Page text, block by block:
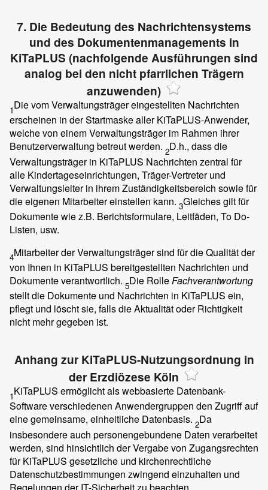
7. Die Bedeutung des Nachrichtensystems
und des Dokumentenmanagements in
KiTaPLUS (nachfolgende Ausführungen sind
analog bei den nicht pfarrlichen Trägern
anzuwenden)
1Die vom Verwaltungsträger eingestellten Nachrichten
erscheinen in der Startmaske aller KiTaPLUS-Anwender,
welche von einem Verwaltungsträger im Rahmen ihrer
Benutzerverwaltung betreut werden. 2D.h., dass die
Verwaltungsträger in KiTaPLUS Nachrichten zentral für
alle Kindertageseinrichtungen, Träger-Vertreter und
Verwaltungsleiter in ihrem Zuständigkeitsbereich sowie für
die eigenen Mitarbeiter einstellen kann. 3Gleiches gilt für
Dokumente wie z.B. Berichtsformulare, Leitfäden, To Do-
Listen, usw.
4Mitarbeiter der Verwaltungsträger sind für die Qualität der
von Ihnen in KiTaPLUS bereitgestellten Nachrichten und
Dokumente verantwortlich. 5Die RolleFachverantwortung
stellt die Dokumente und Nachrichten in KiTaPLUS ein,
pflegt und löscht sie, falls die Aktualität oder Richtigkeit
nicht mehr gegeben ist.
Anhang zur KiTaPLUS-Nutzungsordnung in
der Erzdiözese Köln
1KiTaPLUS ermöglicht als webbasierte Datenbank-
Software verschiedenen Anwendergruppen den Zugriff auf
eine gemeinsame, einheitliche Datenbasis. 2Da
insbesondere auch personengebundene Daten verarbeitet
werden, sind hinsichtlich der Vergabe von Zugangsrechten
für KiTaPLUS gesetzliche und kirchenrechtliche
Datenschutzbestimmungen zwingend einzuhalten und
Regelungen der IT-Sicherheit zu beachten.